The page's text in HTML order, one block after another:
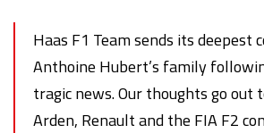
Haas F1 Team sends its deepest
Anthoine Hubert’s family
tragic news. Our thoughts go out
Arden, Renault and the FIA F2